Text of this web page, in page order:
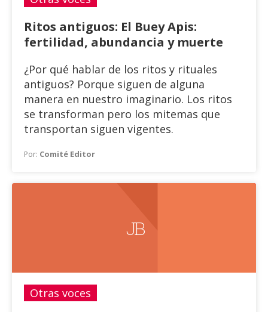
Ritos antiguos: El Buey Apis:
fertilidad, abundancia y muerte
¿Por qué hablar de los ritos y rituales
antiguos? Porque siguen de alguna
manera en nuestro imaginario. Los ritos
se transforman pero los mitemas que
transportan siguen vigentes.
Por: Comité Editor
J B
Otras voces